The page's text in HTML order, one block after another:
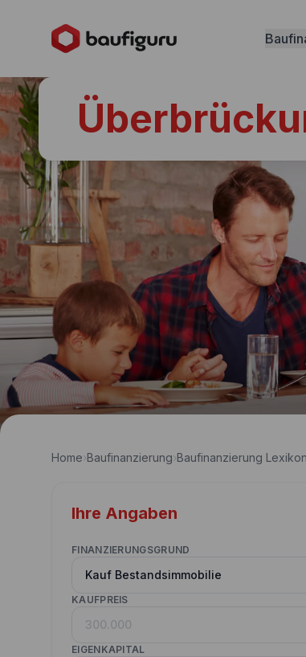
Home›Baufinanzierung›Baufinanzierung Lexikon
Ihre Angaben
FINANZIERUNGSGRUND
KAUFPREIS
EIGENKAPITAL